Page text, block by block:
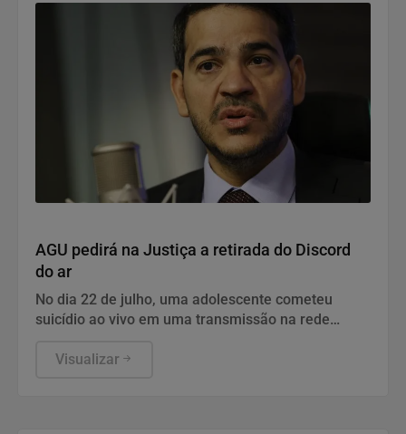
AGU pedirá na Justiça a retirada do Discord
do ar
No dia 22 de julho, uma adolescente cometeu
suicídio ao vivo em uma transmissão na rede
Visualizar